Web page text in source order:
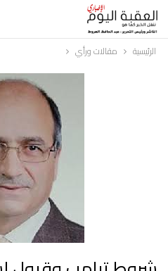
الرئيسية مقالات ورأي